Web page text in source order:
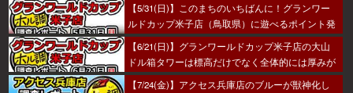
【5/31(日)】このまちのいちばんに！グランワー
ルドカップ米子店（鳥取県）に遊べるポイント発
見！？
【6/21(日)】グランワールドカップ米子店の大山
ドル箱タワーは標高だけでなく全体的には厚みが
あった～！
【7/24(金)】アクセス兵庫店のブルーが獣神化し